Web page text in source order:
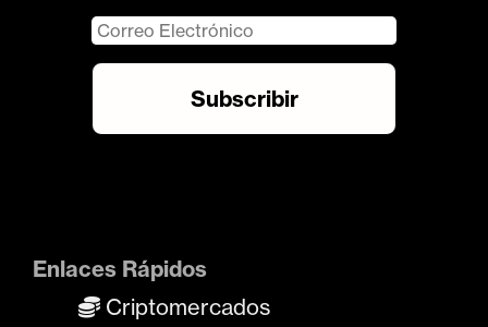
Enlaces Rápidos
Criptomercados